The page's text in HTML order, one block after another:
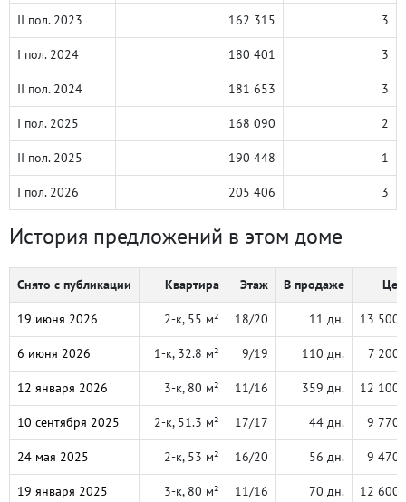
II пол. 2023 162 315 3
I пол. 2024 180 401 3
II пол. 2024 181 653 3
I пол. 2025 168 090 2
II пол. 2025 190 448 1
I пол. 2026 205 406 3
История предложений в этом доме
Снято с публикации Квартира Этаж В продаже
19 июня 2026 2-к, 55 м² 18/20 11 дн. 13 500
6 июня 2026 1-к, 32.8 м² 9/19 110 дн. 7 200
12 января 2026 3-к, 80 м² 11/16 359 дн. 12 100
10 сентября 2025 2-к, 51.3 м² 17/17 44 дн. 9 770
24 мая 2025 2-к, 53 м² 16/20 56 дн. 9 470
19 января 2025 3-к, 80 м² 11/16 70 дн. 12 600